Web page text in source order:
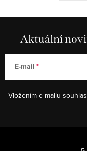
Aktuální
E-mail
Vložením e-mailu